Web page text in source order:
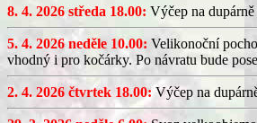
8. 4. 2026 středa 18.00: Výčep na
5. 4. 2026 neděle 10.00: Velikonoční
vhodný i pro kočárky. Po návratu bude
2. 4. 2026 čtvrtek 18.00: Výčep na